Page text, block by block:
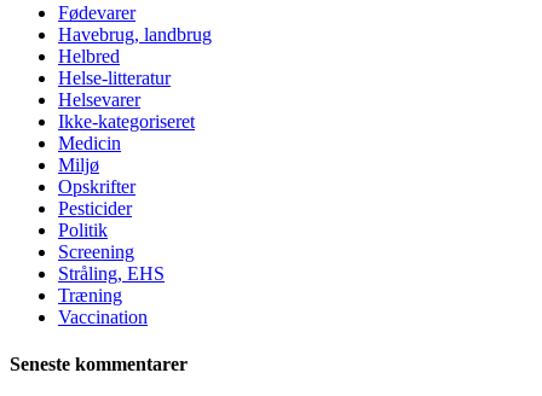
Fødevarer
Havebrug, landbrug
Helbred
Helse-litteratur
Helsevarer
Ikke-kategoriseret
Medicin
Miljø
Opskrifter
Pesticider
Politik
Screening
Stråling, EHS
Træning
Vaccination
Seneste kommentarer